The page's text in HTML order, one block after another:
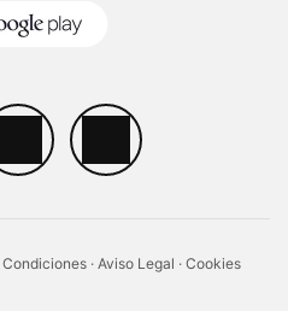
Condiciones · Aviso Legal · Cookies